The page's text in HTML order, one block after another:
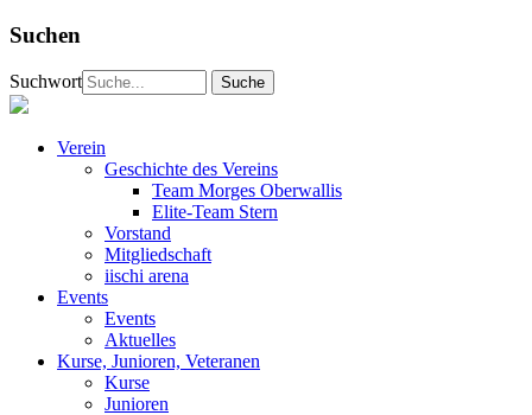
Suchen
Suchwort
Verein
Geschichte des Vereins
Team Morges Oberwallis
Elite-Team Stern
Vorstand
Mitgliedschaft
iischi arena
Events
Events
Aktuelles
Kurse, Junioren, Veteranen
Kurse
Junioren